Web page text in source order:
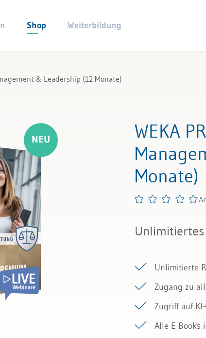
Shop Weiterbildung
& Leadership (12 Monate)
WEKA
Monate)
Unlimitiertes
Unlimitierte
Zugang zu
Zugriff auf
Alle E-Books